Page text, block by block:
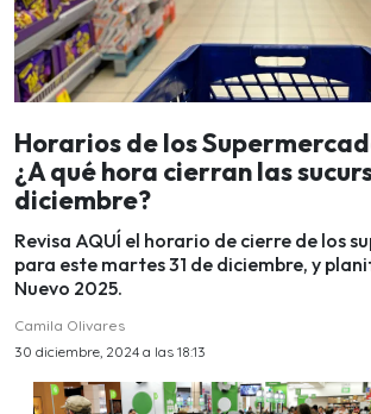
Horarios de los
¿A qué hora cierran las
diciembre?
Revisa AQUÍ el horario de cierre de los
para este martes 31 de diciembre, y
Nuevo 2025.
Camila Olivares
30 diciembre, 2024 a las 18:13